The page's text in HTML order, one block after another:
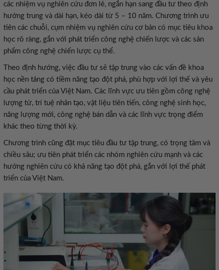
các nhiệm vụ nghiên cứu đơn lẻ, ngắn hạn sang đầu tư theo định
hướng trung và dài hạn, kéo dài từ 5 – 10 năm. Chương trình ưu
tiên các chuỗi, cụm nhiệm vụ nghiên cứu cơ bản có mục tiêu khoa
học rõ ràng, gắn với phát triển công nghệ chiến lược và các sản
phẩm công nghệ chiến lược cụ thể.
Theo định hướng, việc đầu tư sẽ tập trung vào các vấn đề khoa
học nền tảng có tiềm năng tạo đột phá, phù hợp với lợi thế và yêu
cầu phát triển của Việt Nam. Các lĩnh vực ưu tiên gồm công nghệ
lượng tử, trí tuệ nhân tạo, vật liệu tiên tiến, công nghệ sinh học,
năng lượng mới, công nghệ bán dẫn và các lĩnh vực trọng điểm
khác theo từng thời kỳ.
Chương trình cũng đặt mục tiêu đầu tư tập trung, có trọng tâm và
chiều sâu; ưu tiên phát triển các nhóm nghiên cứu mạnh và các
hướng nghiên cứu có khả năng tạo đột phá, gắn với lợi thế phát
triển của Việt Nam.